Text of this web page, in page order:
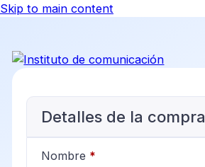
Skip to main content
Detalles de la compra
Nombre *